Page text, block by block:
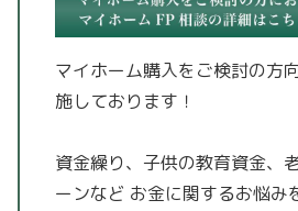
マイホーム購入をご検討の方
施しております！
資金繰り、子供の教育資金、
ーンなど お金に関するお悩み